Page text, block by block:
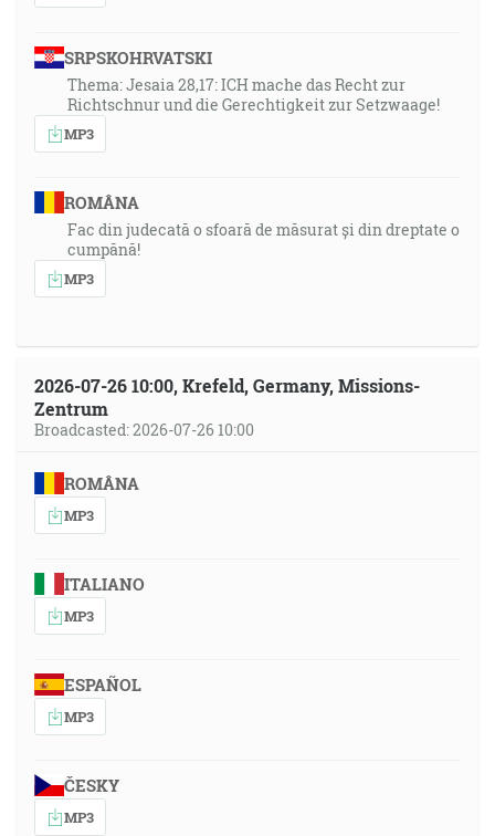
SRPSKOHRVATSKI
Thema: Jesaia 28,17: ICH mache das Recht zur
Richtschnur und die Gerechtigkeit zur Setzwaage!
MP3
ROMÂNA
Fac din judecată o sfoară de măsurat și din dreptate o
cumpănă!
MP3
2026-07-26 10:00, Krefeld, Germany, Missions-
Zentrum
Broadcasted: 2026-07-26 10:00
ROMÂNA
MP3
ITALIANO
MP3
ESPAÑOL
MP3
ČESKY
MP3